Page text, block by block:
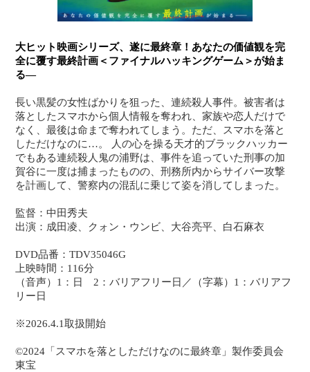
大ヒット映画シリーズ、遂に最終章！あなたの価値観を完
全に覆す最終計画＜ファイナルハッキングゲーム＞が始ま
る―
長い黒髪の女性ばかりを狙った、連続殺人事件。被害者は
落としたスマホから個人情報を奪われ、家族や恋人だけで
なく、最後は命まで奪われてしまう。ただ、スマホを落と
しただけなのに…。 人の心を操る天才的ブラックハッカー
でもある連続殺人鬼の浦野は、事件を追っていた刑事の加
賀谷に一度は捕まったものの、刑務所内からサイバー攻撃
を計画して、警察内の混乱に乗じて姿を消してしまった。
監督：中田秀夫
出演：成田凌、クォン・ウンビ、大谷亮平、白石麻衣
DVD品番：TDV35046G
上映時間：116分
（音声）1：日 2：バリアフリー日／（字幕）1：バリアフ
リー日
※2026.4.1取扱開始
©2024「スマホを落としただけなのに最終章」製作委員会
東宝